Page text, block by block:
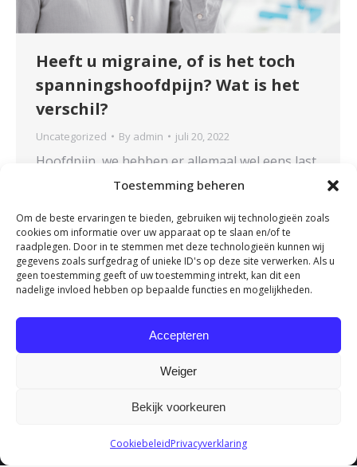
Toestemming beheren
Om de beste ervaringen te bieden, gebruiken wij technologieën zoals
cookies om informatie over uw apparaat op te slaan en/of te
raadplegen. Door in te stemmen met deze technologieën kunnen wij
gegevens zoals surfgedrag of unieke ID's op deze site verwerken. Als u
geen toestemming geeft of uw toestemming intrekt, kan dit een
nadelige invloed hebben op bepaalde functies en mogelijkheden.
Accepteren
Weiger
Bekijk voorkeuren
CookiebeleidPrivacyverklaring
Heeft u migraine, of is het toch
spanningshoofdpijn? Wat is het
verschil?
Uncategorized By admin juli 20, 2022
Hoofdpijn, we hebben er allemaal wel eens last
van. De één heeft er een paar uurtjes last van,
het laatste geval spreekt men al snel van
migraine. In de lichtere gevallen spreken we
eerder van spanningshoofdpijn. Het is best
lastig om te bepalen of u spanningshoofdpijn…
1 2
Fysio het Lage Land - Onderdeel van Fydee Vitae |